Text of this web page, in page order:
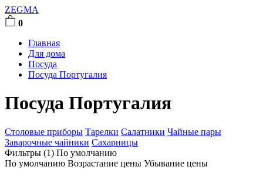
ZEGMA
0
Главная
Для дома
Посуда
Посуда Португалия
Посуда Португалия
Столовые приборы Тарелки Салатники Чайные пары
Заварочные чайники Сахарницы
Фильтры (1) По умолчанию
По умолчанию Возрастание цены Убывание цены